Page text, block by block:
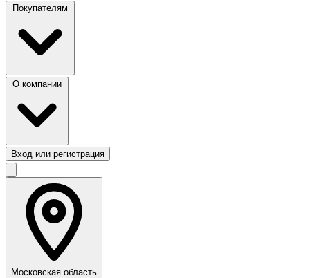
Вход или регистрация
Московская область